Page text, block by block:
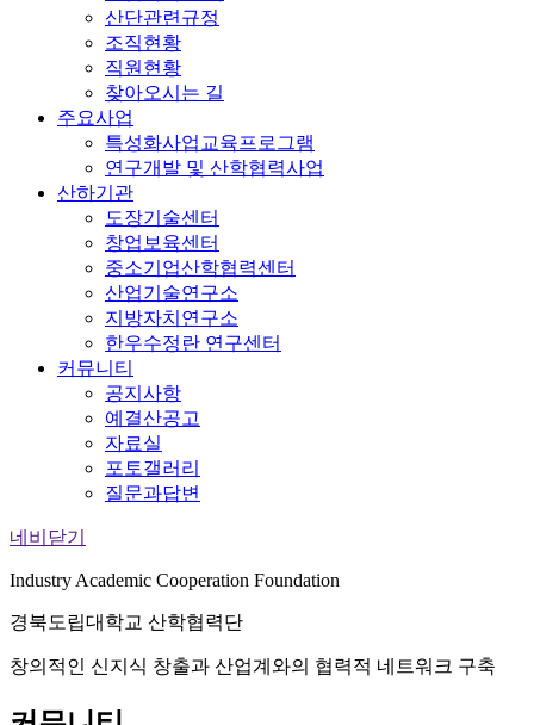
산단관련규정
조직현황
직원현황
찾아오시는 길
주요사업
특성화사업교육프로그램
연구개발 및 산학협력사업
산하기관
도장기술센터
창업보육센터
중소기업산학협력센터
산업기술연구소
지방자치연구소
한우수정란 연구센터
커뮤니티
공지사항
예결산공고
자료실
포토갤러리
질문과답변
네비닫기
Industry Academic Cooperation Foundation
경북도립대학교 산학협력단
창의적인 신지식 창출과 산업계와의 협력적 네트워크 구축